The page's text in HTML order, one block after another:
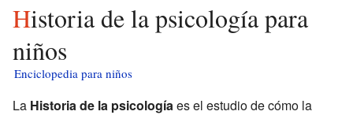
Historia de la psicología para
niños
Enciclopedia para niños
La Historia de la psicologíaes el estudio de cómo la